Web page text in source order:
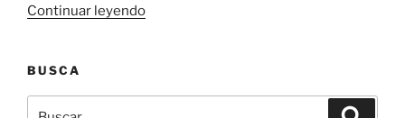
Continuar leyendo«Perspectivas
está
BUSCA